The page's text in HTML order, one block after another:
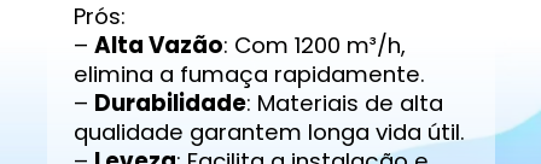
Prós:
– Alta Vazão: Com 1200 m³/h,
elimina a fumaça rapidamente.
– Durabilidade: Materiais de alta
qualidade garantem longa vida útil.